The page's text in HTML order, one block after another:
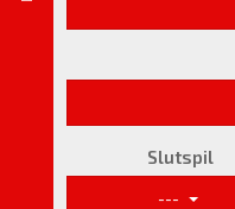
Slutspil
---